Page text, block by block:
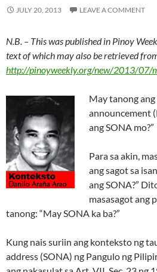
JULY 20, 2013 LEAVE A COMMENT
N.B. – This was published in Pinoy
text of which may also be retrieved
http://pinoyweekly.org/new/2013/07/
May tanong
announcement
ang SONA mo?”
Para sa akin,
ang sagot sa
ang SONA?”
masasagot ang
tanong: “May SONA ka ba?”
Kung nais suriin ang konteksto ng
address (SONA) ng Pangulo ng